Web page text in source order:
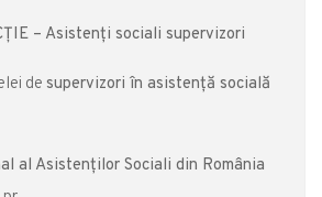
– Asistenți sociali supervizori
de supervizori în asistență socială
al Asistenților Sociali din România